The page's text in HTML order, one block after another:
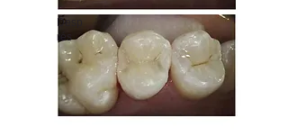
Desp
rés